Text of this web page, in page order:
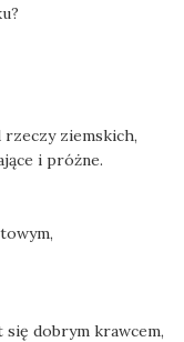
ziemskich,
i próżne.
dobrym krawcem,